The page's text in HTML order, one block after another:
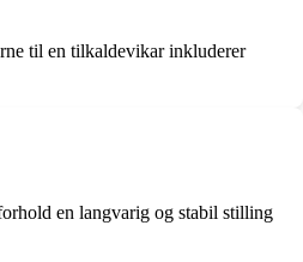
til en tilkaldevikar inkluderer
en langvarig og stabil stilling